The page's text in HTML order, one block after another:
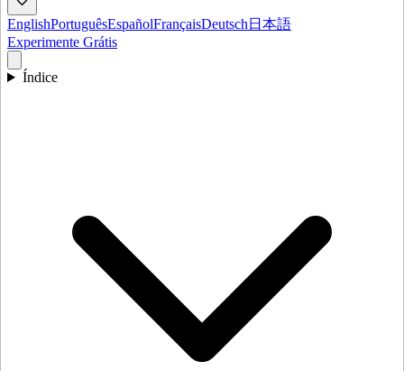
EnglishPortuguêsEspañolFrançaisDeutsch 日本語
Experimente Grátis
Índice